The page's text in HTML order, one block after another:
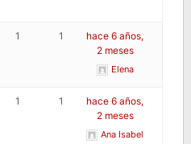
1 1
hace 6 años,
2 meses
Elena
1 1
hace 6 años,
2 meses
Ana Isabel